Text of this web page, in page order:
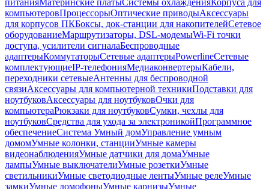
питанияМатеринские платыСистемы охлажденияКорпуса для
компьютеровПроцессорыОптические приводыАксессуары
для корпусов ПКБоксы, док-станции для накопителейСетевое
оборудованиеМаршрутизаторы, DSL-модемыWi-Fi точки
доступа, усилители сигналаБеспроводные
адаптерыКоммутаторыСетевые адаптерыPowerlineСетевые
комплектующиеIP-телефонияМедиаконвертерыКабели,
переходники сетевыеАнтенны для беспроводной
связиАксессуары для компьютерной техникиПодставки для
ноутбуковАксессуары для ноутбуковОчки для
компьютераРюкзаки для ноутбуковСумки, чехлы для
ноутбуковСредства для ухода за электроникойПрограммное
обеспечениеСистема Умный домУправление умным
домомУмные колонки, станцииУмные камеры
видеонаблюденияУмные датчики для домаУмные
лампыУмные выключателиУмные розеткиУмные
светильникиУмные светодиодные лентыУмные релеУмные
замкиУмные домофоныУмные карнизыУмные